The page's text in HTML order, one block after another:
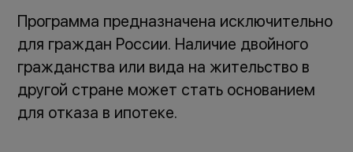
Программа предназначена исключительно
для граждан России. Наличие двойного
гражданства или вида на жительство в
другой стране может стать основанием
для отказа в ипотеке.